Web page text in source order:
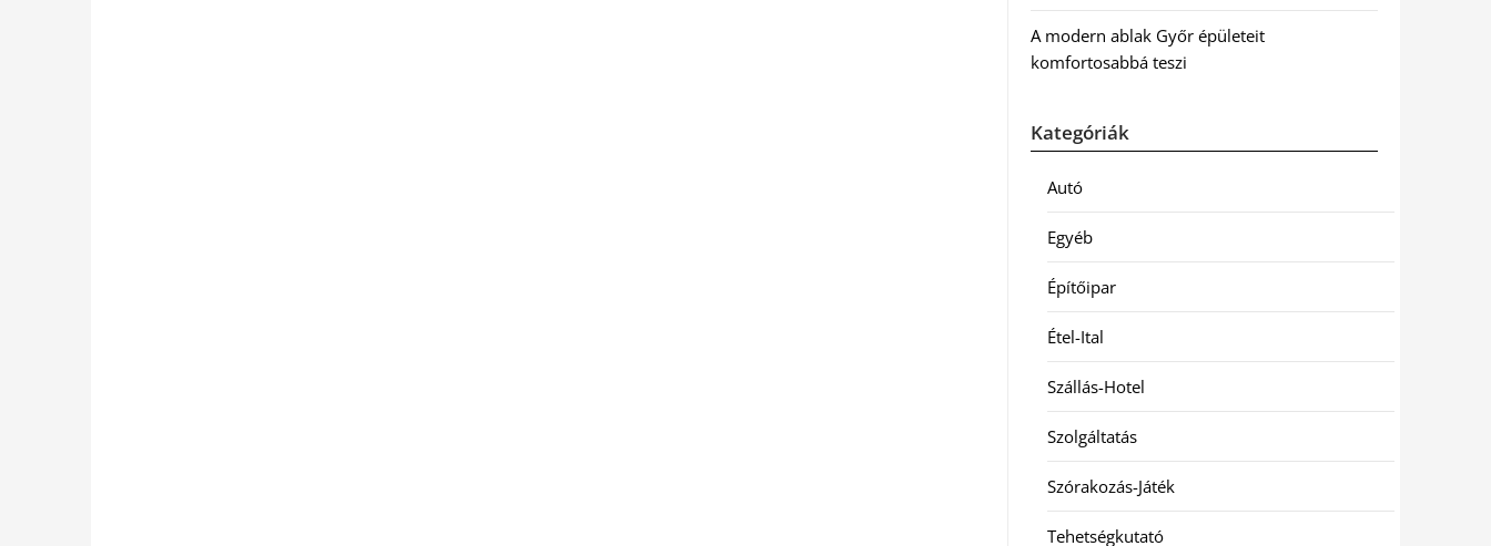
A modern ablak Győr épületeit
komfortosabbá teszi
Kategóriák
Autó
Egyéb
Építőipar
Étel-Ital
Szállás-Hotel
Szolgáltatás
Szórakozás-Játék
Tehetségkutató